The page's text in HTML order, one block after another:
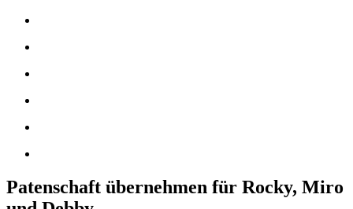
Patenschaft übernehmen für Rocky, Miro